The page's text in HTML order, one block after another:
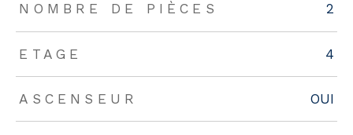
NOMBRE DE PIÈCES 2
ETAGE 4
ASCENSEUR OUI